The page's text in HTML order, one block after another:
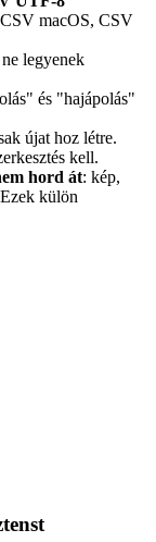
macOS, CSV
ne legyenek
és "hajápolás"
újat hoz létre.
kell.
hord át: kép,
külön